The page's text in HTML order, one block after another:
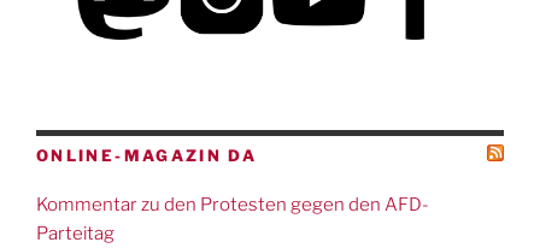
ONLINE-MAGAZIN DA
Kommentar zu den Protesten gegen den AFD-
Parteitag